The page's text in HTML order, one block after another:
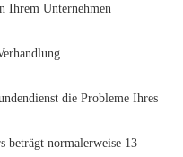
Ihrem Unternehmen
die Probleme Ihres
beträgt normalerweise 13